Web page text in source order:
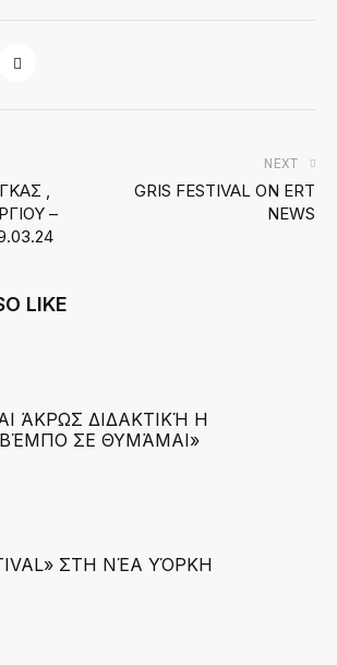
,
–
NEXT
GRIS FESTIVAL ON ERT
NEWS
LIKE
ΆΚΡΩΣ ΔΙΔΑΚΤΙΚΉ Η
ΣΕ ΘΥΜΆΜΑΙ»
ΣΤΗ ΝΈΑ ΥΌΡΚΗ